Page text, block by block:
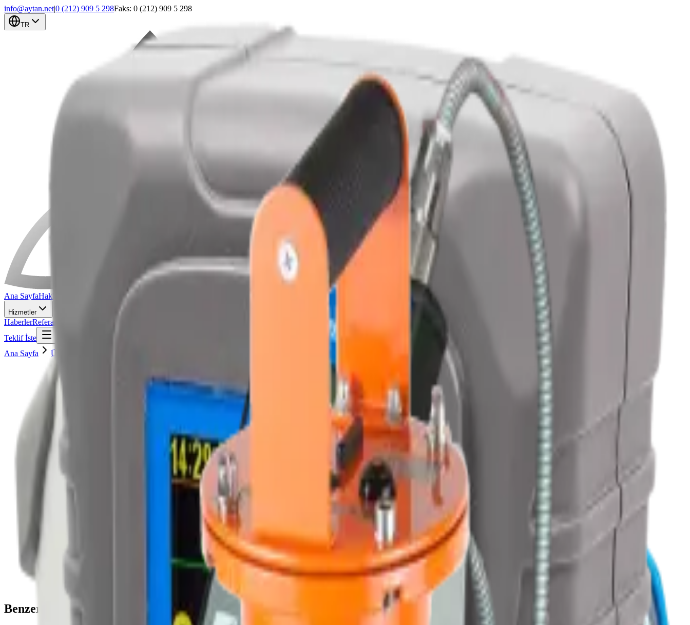
info@aytan.net|0 (212) 909 5 298Faks: 0 (212) 909 5 298
TR
Teknoloji
Ana SayfaHakkında
Hizmetler
HaberlerReferanslar
Teklif İste
Ana Sayfa
Ürünler
Ünitede NaI(Tl) Ø25x40mm boyutlarında sintilasyon dedektörü bulunmaktadır. Birim otomatik numune radyometrik radyonüklid izleme sırasında örnek radyonüklid içeriğini kontrol eder. Kimlik sonuçları
radyonüklid aktivite hesaplama için kullanılır. Gama ışını enstrüman spektrumları "HomeRadLab" yazılımı ile işlenir.
Ünite dozimetre modundayken (dedektör kurşun ile kaplanmamıştır) yüksek hassasiyetli dedektör doğal radyasyon arka plan ve ortamda bulunan küçük radyasyon değişikliklerini anında tespit eder.
Kaynak
Eski sitedeki ürün sayfası
Benzer Ürünler